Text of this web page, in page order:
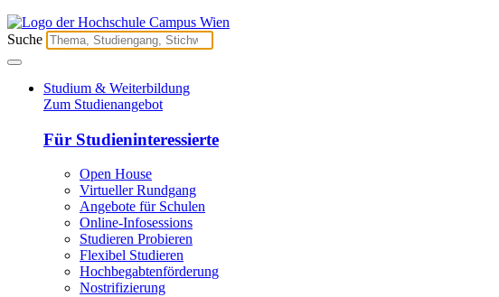
Suche
Studium & Weiterbildung
Zum Studienangebot
Für Studieninteressierte
Open House
Virtueller Rundgang
Angebote für Schulen
Online-Infosessions
Studieren Probieren
Flexibel Studieren
Hochbegabtenförderung
Nostrifizierung